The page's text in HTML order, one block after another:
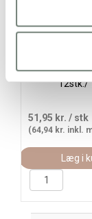
mm,
12stk./
51,95 kr. / stk
(64,94 kr. inkl.
Læg i